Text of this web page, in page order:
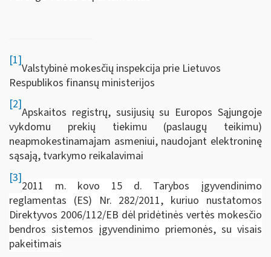
[1]
Valstybinė mokesčių inspekcija prie Lietuvos
Respublikos finansų ministerijos
[2]
Apskaitos registrų, susijusių su Europos Sąjungoje
vykdomu prekių tiekimu (paslaugų teikimu)
neapmokestinamajam asmeniui, naudojant elektroninę
sąsają, tvarkymo reikalavimai
[3]
2011 m. kovo 15 d. Tarybos įgyvendinimo
reglamentas (ES) Nr. 282/2011, kuriuo nustatomos
Direktyvos 2006/112/EB dėl pridėtinės vertės mokesčio
bendros sistemos įgyvendinimo priemonės, su visais
pakeitimais